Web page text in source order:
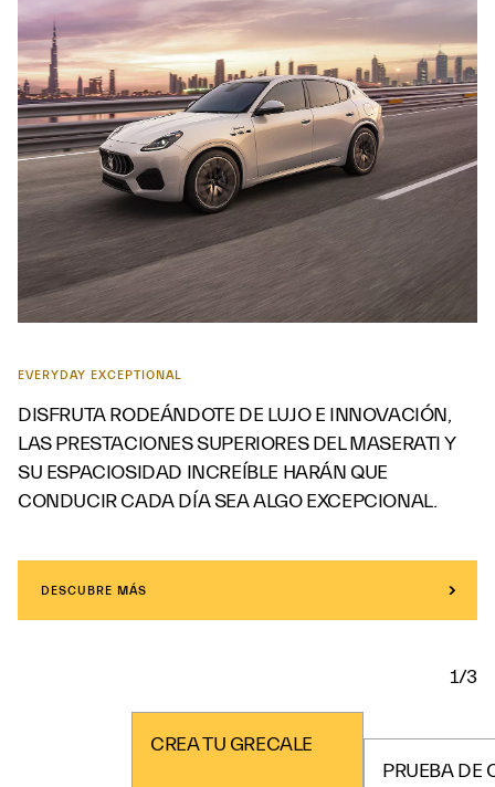
EVERYDAY EXCEPTIONAL
DISFRUTA RODEÁNDOTE DE LUJO E INNOVACIÓN,
LAS PRESTACIONES SUPERIORES DEL MASERATI Y
SU ESPACIOSIDAD INCREÍBLE HARÁN QUE
CONDUCIR CADA DÍA SEA ALGO EXCEPCIONAL.
DESCUBRE MÁS
1/3
CREA TU GRECALE
PRUEBA DE